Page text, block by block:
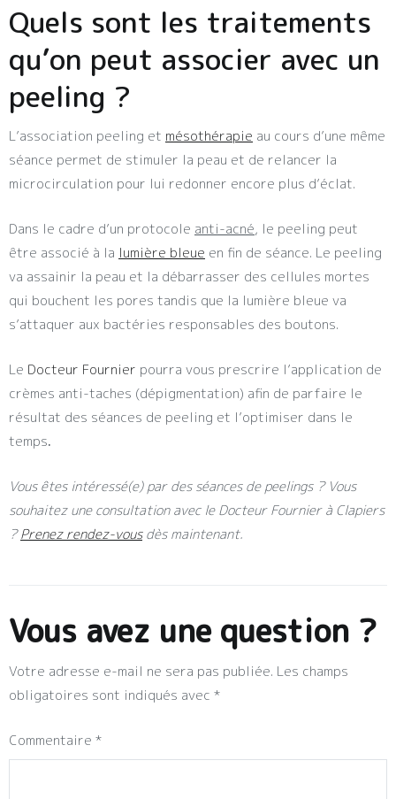
Quels sont les traitements
qu’on peut associer avec un
peeling ?
L’association peeling et mésothérapie au cours d’une même
séance permet de stimuler la peau et de relancer la
microcirculation pour lui redonner encore plus d’éclat.
Dans le cadre d’un protocole anti-acné, le peeling peut
être associé à la lumière bleue en fin de séance. Le peeling
va assainir la peau et la débarrasser des cellules mortes
qui bouchent les pores tandis que la lumière bleue va
s’attaquer aux bactéries responsables des boutons.
Le Docteur Fournier pourra vous prescrire l’application de
crèmes anti-taches (dépigmentation) afin de parfaire le
résultat des séances de peeling et l’optimiser dans le
temps.
Vous êtes intéressé(e) par des séances de peelings ? Vous
souhaitez une consultation avec le Docteur Fournier à Clapiers
?Prenez rendez-vousdès maintenant.
Vous avez une question ?
Votre adresse e-mail ne sera pas publiée. Les champs
obligatoires sont indiqués avec *
Commentaire *